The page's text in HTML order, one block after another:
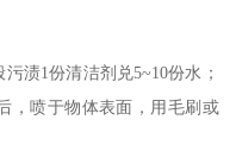
渍1份清洁剂兑5~10份水；
，喷于物体表面，用毛刷或